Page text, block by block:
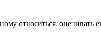
оценивать